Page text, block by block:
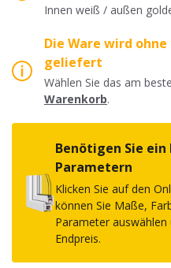
Innen weiß / außen
Die Ware wird
geliefert
Wählen Sie das am
Warenkorb.
Benötigen Sie
Parametern
Klicken Sie auf den
können Sie Maße,
Parameter
Endpreis.